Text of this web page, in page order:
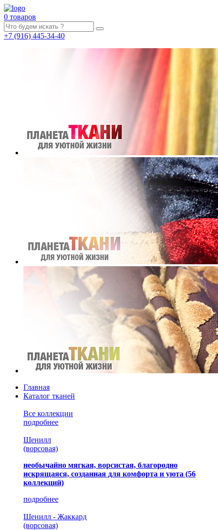
0 товаров
+7 (916) 445-34-40
Главная
Каталог тканей
Все коллекции
подробнее
Шенилл
(ворсовая)
необычайно мягкая, ворсистая, благородно
искрящаяся, созданная для комфорта и уюта (56
коллекций)
подробнее
Шенилл - Жаккард
(ворсовая)